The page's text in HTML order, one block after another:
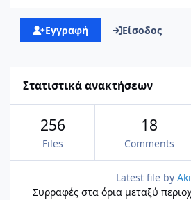
Εγγραφή Είσοδος
Στατιστικά ανακτήσεων
256
Files
18
Comments
Latest file by
Συρραφές στα όρια μεταξύ